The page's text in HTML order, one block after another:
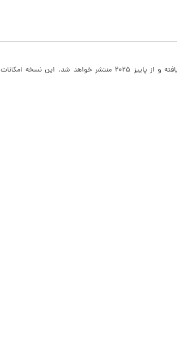
نسخه بعدی HyperOS با نام HyperOS 3 بر پایه اندروید ۱۶ توسعه یافته و از پاییز ۲۰۲۵ منتشر خواهد شد. این نسخه امکانات